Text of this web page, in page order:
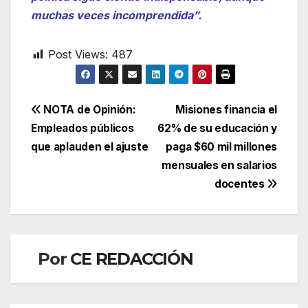
muchas veces incomprendida”.
Post Views: 487
Navegación
de
Misiones financia el
62% de su educación y
paga $60 mil millones
mensuales en salarios
docentes
NOTA de Opinión:
Empleados públicos
que aplauden el ajuste
Por CE REDACCIÓN